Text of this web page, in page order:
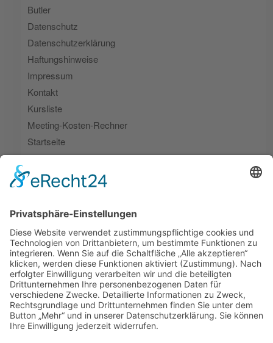
Butler
Datenschutz
Datenschutzerklärung
Haftungshinweise
Impressum
Kontakt
Kursliste
Meeting-Kosten-Rechner
Startseite
Themen-Webinare
Umsetzungsbegleitung
Zeitfresser | Live Ergebnis
Zeitfresser | Live-Vote
Zeitfresser Lösungsimpulse
Zeitfresser-Scanner
ZFCL – Danke-Seite
ZFCL – Download-Seite
Kategorien
Zeitfresser